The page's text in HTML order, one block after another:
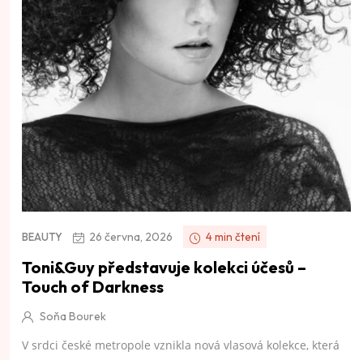
BEAUTY 26 června, 2026 4 min čtení
Toni&Guy představuje kolekci účesů –
Touch of Darkness
Soňa Bourek
V srdci české metropole vznikla nová vlasová kolekce, která